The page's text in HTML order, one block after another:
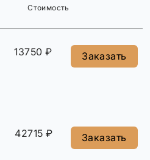
Стоимость
13750 ₽ Заказать
42715 ₽ Заказать